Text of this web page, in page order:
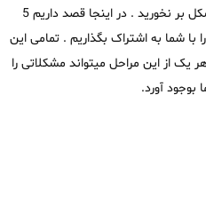
قانونی انجام دهید که در آینده به مشکل بر نخورید . در اینجا قصد داریم 5
با شما به اشتراک بگذاریم . تمامی این
یک از این مراحل میتواند مشکلاتی را
بوجود آورد.